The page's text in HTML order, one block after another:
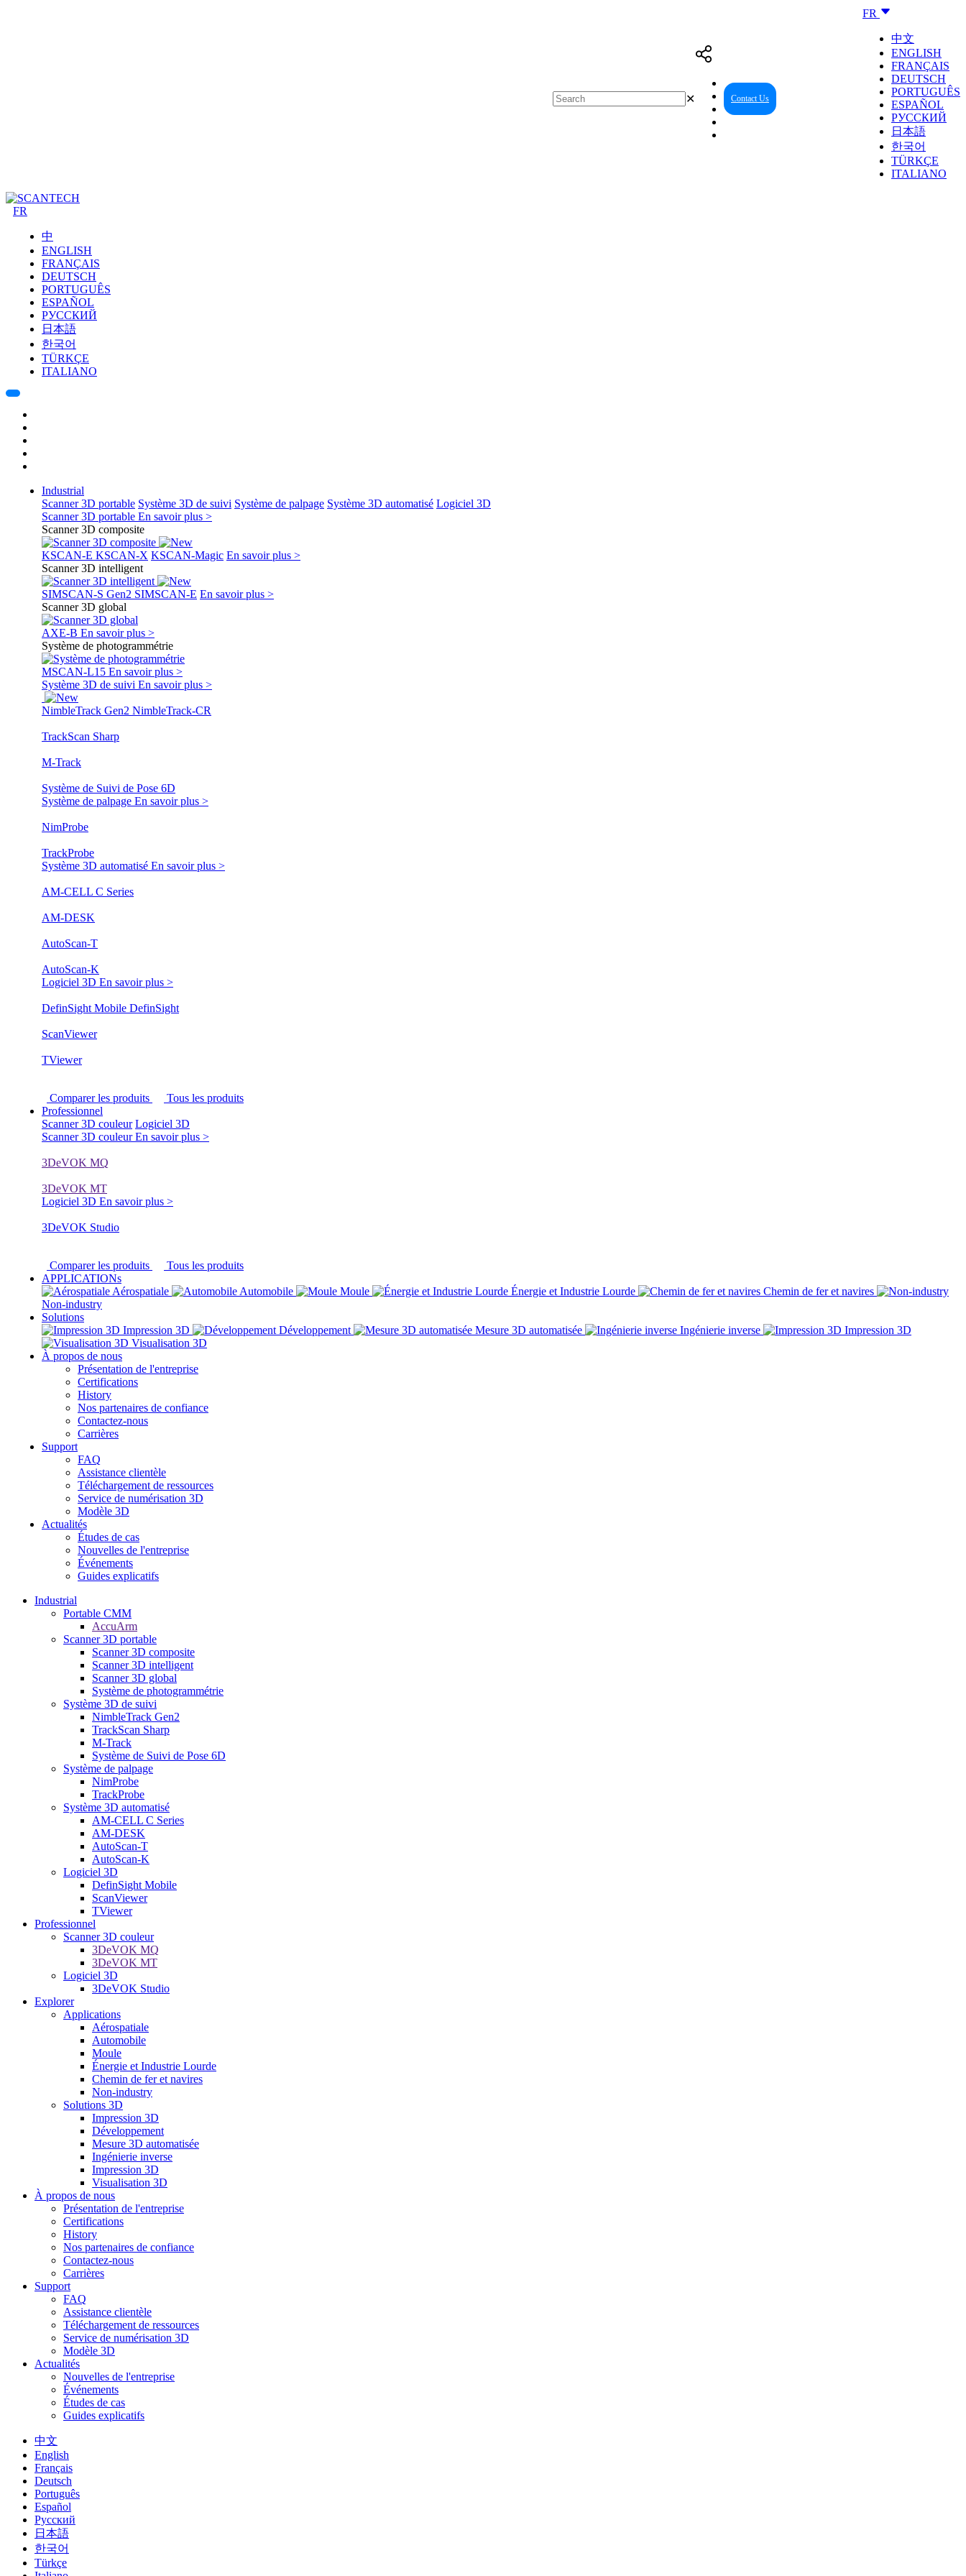
FR
中文
ENGLISH
FRANÇAIS
DEUTSCH
PORTUGUÊS
ESPAÑOL
РУССКИЙ
日本語
한국어
TÜRKÇE
ITALIANO
Contact Us
✕
FR
中
ENGLISH
FRANÇAIS
DEUTSCH
PORTUGUÊS
ESPAÑOL
РУССКИЙ
日本語
한국어
TÜRKÇE
ITALIANO
Industrial
Scanner 3D portable Système 3D de suivi Système de palpage Système 3D automatisé Logiciel 3D
Scanner 3D portable En savoir plus >
Scanner 3D composite
KSCAN-E KSCAN-X KSCAN-Magic En savoir plus >
Scanner 3D intelligent
SIMSCAN-S Gen2 SIMSCAN-E En savoir plus >
Scanner 3D global
AXE-B En savoir plus >
Système de photogrammétrie
MSCAN-L15 En savoir plus >
Système 3D de suivi En savoir plus >
NimbleTrack Gen2 NimbleTrack-CR
TrackScan Sharp
M-Track
Système de Suivi de Pose 6D
Système de palpage En savoir plus >
NimProbe
TrackProbe
Système 3D automatisé En savoir plus >
AM-CELL C Series
AM-DESK
AutoScan-T
AutoScan-K
Logiciel 3D En savoir plus >
DefinSight Mobile DefinSight
ScanViewer
TViewer
Comparer les produits
Tous les produits
Professionnel
Scanner 3D couleur Logiciel 3D
Scanner 3D couleurEn savoir plus >
3DeVOK MQ
3DeVOK MT
Logiciel 3D En savoir plus >
3DeVOK Studio
Comparer les produits
Tous les produits
APPLICATIONs
Aérospatiale
Automobile Moule Énergie et Industrie Lourde
Chemin de fer et navires
Non-industry
Solutions
Impression 3D
Développement Mesure 3D automatisée Ingénierie inverse
Impression 3D
Visualisation 3D
À propos de nous
Présentation de l'entreprise
Certifications
History
Nos partenaires de confiance
Contactez-nous
Carrières
Support
FAQ
Assistance clientèle
Téléchargement de ressources
Service de numérisation 3D
Modèle 3D
Actualités
Études de cas
Nouvelles de l'entreprise
Événements
Guides explicatifs
Industrial
Portable CMM
AccuArm
Scanner 3D portable
Scanner 3D composite
Scanner 3D intelligent
Scanner 3D global
Système de photogrammétrie
Système 3D de suivi
NimbleTrack Gen2
TrackScan Sharp
M-Track
Système de Suivi de Pose 6D
Système de palpage
NimProbe
TrackProbe
Système 3D automatisé
AM-CELL C Series
AM-DESK
AutoScan-T
AutoScan-K
Logiciel 3D
DefinSight Mobile
ScanViewer
TViewer
Professionnel
Scanner 3D couleur
3DeVOK MQ
3DeVOK MT
Logiciel 3D
3DeVOK Studio
Explorer
Applications
Aérospatiale
Automobile
Moule
Énergie et Industrie Lourde
Chemin de fer et navires
Non-industry
Solutions 3D
Impression 3D
Développement
Mesure 3D automatisée
Ingénierie inverse
Impression 3D
Visualisation 3D
À propos de nous
Présentation de l'entreprise
Certifications
History
Nos partenaires de confiance
Contactez-nous
Carrières
Support
FAQ
Assistance clientèle
Téléchargement de ressources
Service de numérisation 3D
Modèle 3D
Actualités
Nouvelles de l'entreprise
Événements
Études de cas
Guides explicatifs
中文
English
Français
Deutsch
Português
Español
Русский
日本語
한국어
Türkçe